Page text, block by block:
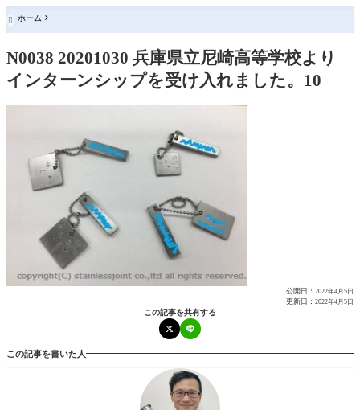
 ホーム
N0038 20201030 兵庫県立尼崎高等学校より
インターンシップを受け入れました。10
公開日： 2022年4月5日
更新日： 2022年4月5日
この記事を共有する
この記事を書いた人